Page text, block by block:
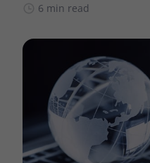
6 min read